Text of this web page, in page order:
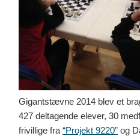
Gigantstævne 2014 blev et
427 deltagende elever, 30
frivillige fra “Projekt 9220” og